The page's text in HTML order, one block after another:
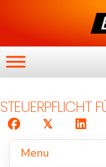
STEUERPFLICHT
𝕏
Menu